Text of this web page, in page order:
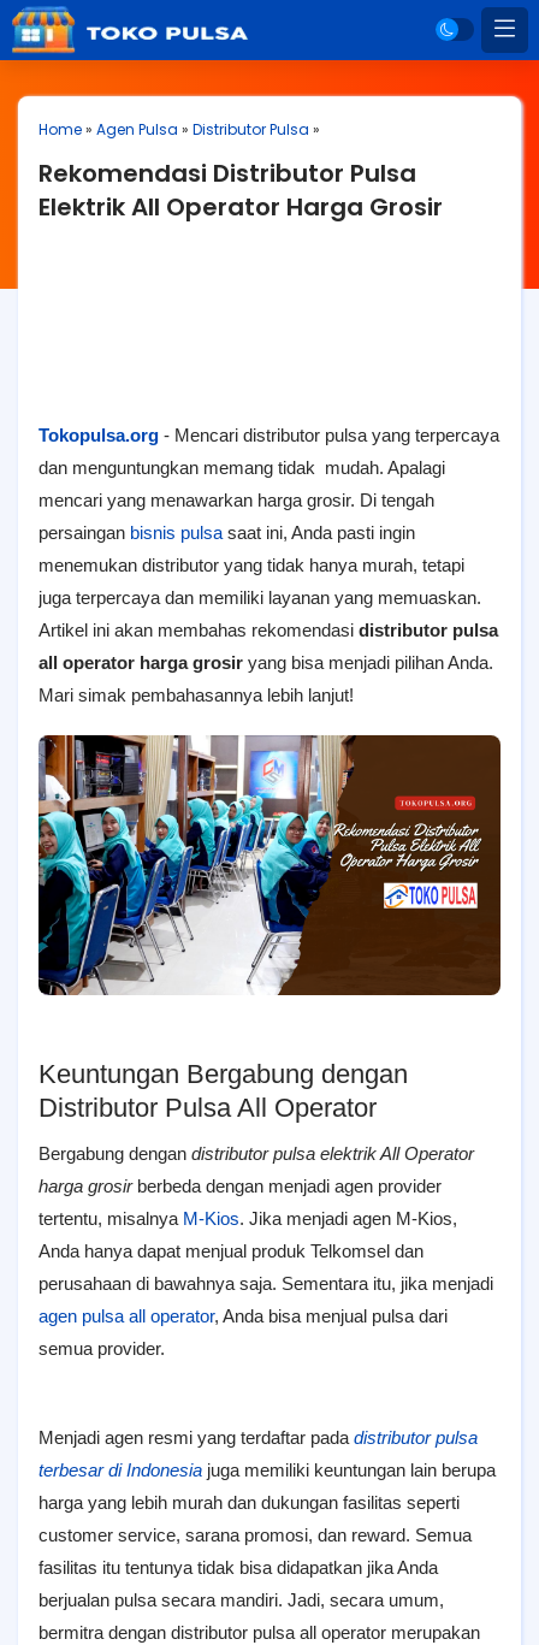
Home» Agen Pulsa » Distributor Pulsa »
Rekomendasi Distributor Pulsa
Elektrik All Operator Harga Grosir
Tokopulsa.org - Mencari distributor pulsa yang terpercaya
dan menguntungkan memang tidak mudah. Apalagi
mencari yang menawarkan harga grosir. Di tengah
persaingan bisnis pulsa saat ini, Anda pasti ingin
menemukan distributor yang tidak hanya murah, tetapi
juga terpercaya dan memiliki layanan yang memuaskan.
Artikel ini akan membahas rekomendasi distributor pulsa
all operator harga grosir yang bisa menjadi pilihan Anda.
Mari simak pembahasannya lebih lanjut!
Keuntungan Bergabung dengan
Distributor Pulsa All Operator
Bergabung dengan distributor pulsa elektrik All Operator
harga grosirberbeda dengan menjadi agen provider
tertentu, misalnya M-Kios. Jika menjadi agen M-Kios,
Anda hanya dapat menjual produk Telkomsel dan
perusahaan di bawahnya saja. Sementara itu, jika menjadi
agen pulsa all operator, Anda bisa menjual pulsa dari
semua provider.
Menjadi agen resmi yang terdaftar pada distributor pulsa
terbesar di Indonesia juga memiliki keuntungan lain berupa
harga yang lebih murah dan dukungan fasilitas seperti
customer service, sarana promosi, dan reward. Semua
fasilitas itu tentunya tidak bisa didapatkan jika Anda
berjualan pulsa secara mandiri. Jadi, secara umum,
bermitra dengan distributor pulsa all operator merupakan